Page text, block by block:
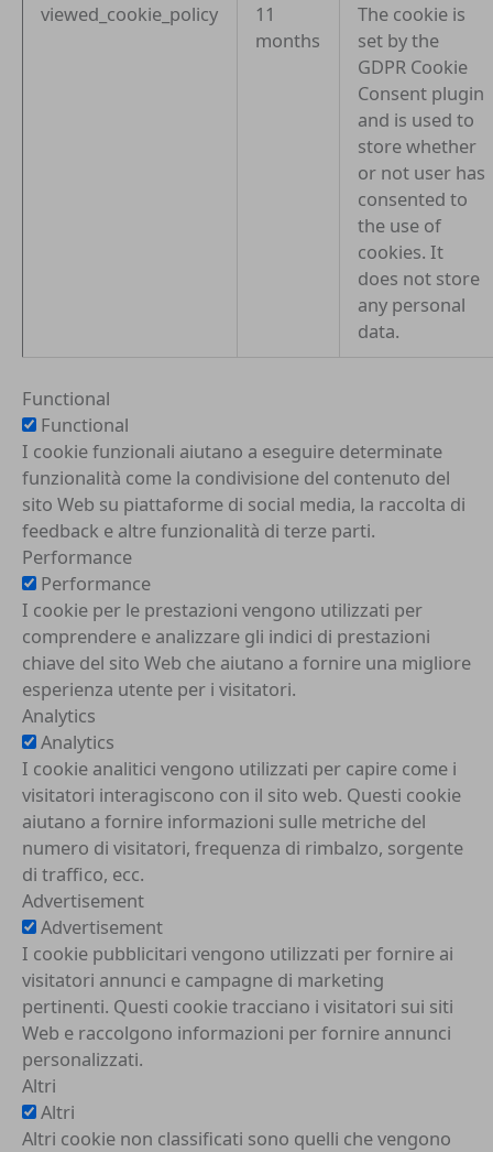
viewed_cookie_policy
11
months
The cookie is
set by the
GDPR Cookie
Consent plugin
and is used to
store whether
or not user has
consented to
the use of
cookies. It
does not store
any personal
data.
Functional
Functional
I cookie funzionali aiutano a eseguire determinate
funzionalità come la condivisione del contenuto del
sito Web su piattaforme di social media, la raccolta di
feedback e altre funzionalità di terze parti.
Performance
Performance
I cookie per le prestazioni vengono utilizzati per
comprendere e analizzare gli indici di prestazioni
chiave del sito Web che aiutano a fornire una migliore
esperienza utente per i visitatori.
Analytics
Analytics
I cookie analitici vengono utilizzati per capire come i
visitatori interagiscono con il sito web. Questi cookie
aiutano a fornire informazioni sulle metriche del
numero di visitatori, frequenza di rimbalzo, sorgente
di traffico, ecc.
Advertisement
Advertisement
I cookie pubblicitari vengono utilizzati per fornire ai
visitatori annunci e campagne di marketing
pertinenti. Questi cookie tracciano i visitatori sui siti
Web e raccolgono informazioni per fornire annunci
personalizzati.
Altri
Altri
Altri cookie non classificati sono quelli che vengono